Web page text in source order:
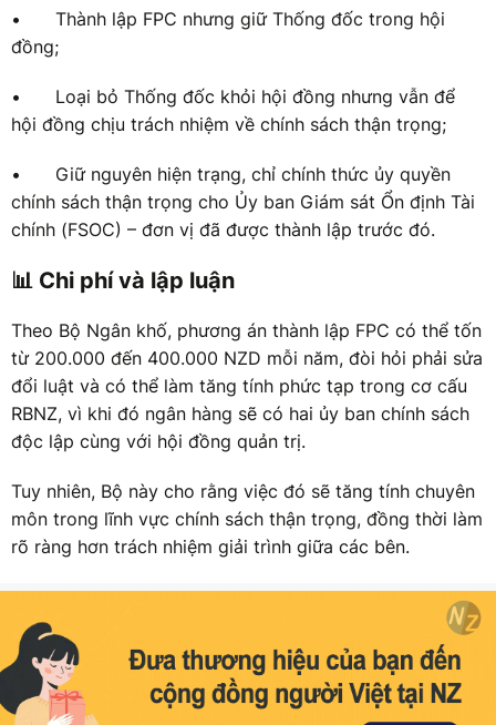
•
Thành lập FPC nhưng giữ Thống đốc trong hội
đồng;
•
Loại bỏ Thống đốc khỏi hội đồng nhưng vẫn để
hội đồng chịu trách nhiệm về chính sách thận trọng;
•
Giữ nguyên hiện trạng, chỉ chính thức ủy quyền
chính sách thận trọng cho Ủy ban Giám sát Ổn định Tài
chính (FSOC) – đơn vị đã được thành lập trước đó.
📊 Chi phí và lập luận
Theo Bộ Ngân khố, phương án thành lập FPC có thể tốn
từ 200.000 đến 400.000 NZD mỗi năm, đòi hỏi phải sửa
đổi luật và có thể làm tăng tính phức tạp trong cơ cấu
RBNZ, vì khi đó ngân hàng sẽ có hai ủy ban chính sách
độc lập cùng với hội đồng quản trị.
Tuy nhiên, Bộ này cho rằng việc đó sẽ tăng tính chuyên
môn trong lĩnh vực chính sách thận trọng, đồng thời làm
rõ ràng hơn trách nhiệm giải trình giữa các bên.